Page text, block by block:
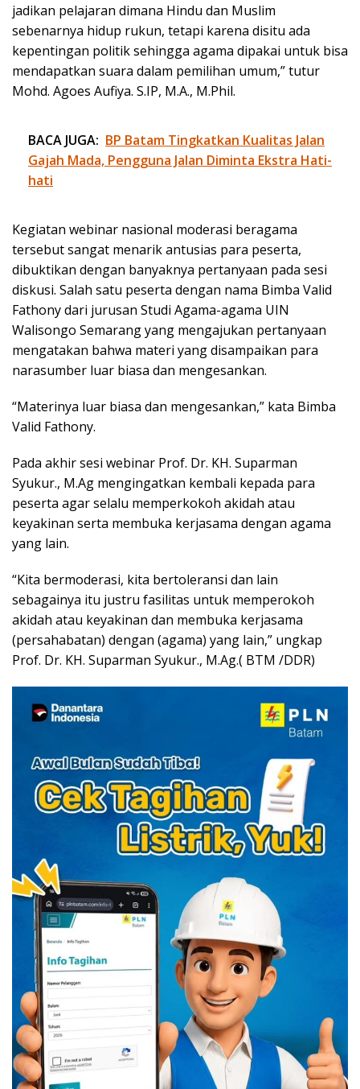
jadikan pelajaran dimana Hindu dan Muslim
sebenarnya hidup rukun, tetapi karena disitu ada
kepentingan politik sehingga agama dipakai untuk bisa
mendapatkan suara dalam pemilihan umum,” tutur
Mohd. Agoes Aufiya. S.IP, M.A., M.Phil.
BACA JUGA: BP Batam Tingkatkan Kualitas Jalan
Gajah Mada, Pengguna Jalan Diminta Ekstra Hati-
hati
Kegiatan webinar nasional moderasi beragama
tersebut sangat menarik antusias para peserta,
dibuktikan dengan banyaknya pertanyaan pada sesi
diskusi. Salah satu peserta dengan nama Bimba Valid
Fathony dari jurusan Studi Agama-agama UIN
Walisongo Semarang yang mengajukan pertanyaan
mengatakan bahwa materi yang disampaikan para
narasumber luar biasa dan mengesankan.
“Materinya luar biasa dan mengesankan,” kata Bimba
Valid Fathony.
Pada akhir sesi webinar Prof. Dr. KH. Suparman
Syukur., M.Ag mengingatkan kembali kepada para
peserta agar selalu memperkokoh akidah atau
keyakinan serta membuka kerjasama dengan agama
yang lain.
“Kita bermoderasi, kita bertoleransi dan lain
sebagainya itu justru fasilitas untuk memperokoh
akidah atau keyakinan dan membuka kerjasama
(persahabatan) dengan (agama) yang lain,” ungkap
Prof. Dr. KH. Suparman Syukur., M.Ag.( BTM /DDR)